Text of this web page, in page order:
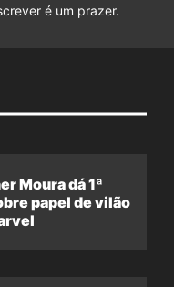
é um prazer.
Moura dá 1ª
papel de vilão